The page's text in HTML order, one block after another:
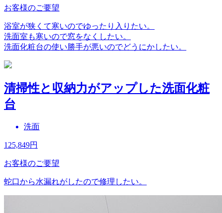
お客様のご要望
浴室が狭くて寒いのでゆったり入りたい。
洗面室も寒いので窓をなくしたい。
洗面化粧台の使い勝手が悪いのでどうにかしたい。
清掃性と収納力がアップした洗面化粧
台
洗面
125,849円
お客様のご要望
蛇口から水漏れがしたので修理したい。